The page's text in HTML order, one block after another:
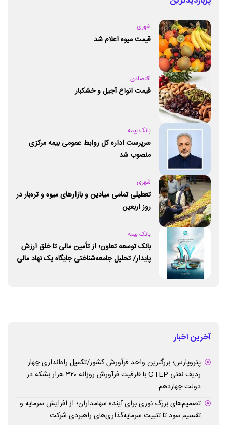
شهری
قیمت میوه اعلام شد
اقتصادی
قیمت انواع آجیل و خشکبار
بانک بیمه
سرپرست اداره کل روابط عمومی بیمه مرکزی
منصوب شد
شهری
تعطیلی تمامی میادین و بازارهای میوه و تره‌بار در
روز اربعین
بانک بیمه
بانک توسعه تعاون؛ از تأمین مالی تا خلق ارزش
پایدار/ تحلیل جامعه‌شناختی جایگاه یک نهاد مالی
آخرین اخبار
پتروپارس؛ بزرگترین واحد فرآورش کشور/تکمیل راه‌اندازی چهار
ردیف نفتی CTEP با ظرفیت فرآورش روزانه ۳۲۰ هزار بشکه در
دولت چهاردهم
تصمیم‌های بزرگ نوری برای آینده سهامداران؛ از افزایش سرمایه و
تقسیم سود تا تثبیت سرمایه‌گذاری‌های راهبردی شرکت